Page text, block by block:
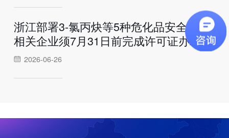
浙江部署3-氯丙炔等5种危化品安全监管:
相关企业须7月31日前完成许可证办理
2026-06-26